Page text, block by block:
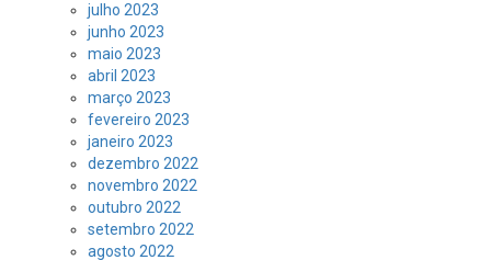
julho 2023
junho 2023
maio 2023
abril 2023
março 2023
fevereiro 2023
janeiro 2023
dezembro 2022
novembro 2022
outubro 2022
setembro 2022
agosto 2022